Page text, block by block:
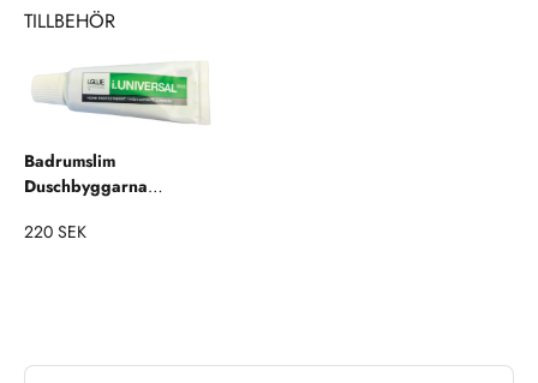
TILLBEHÖR
Badrumslim
Duschbyggarna
Accessoarer
220 SEK